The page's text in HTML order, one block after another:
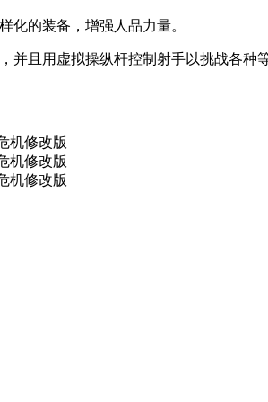
化的装备，增强人品力量。
并且用虚拟操纵杆控制射手以挑战各种